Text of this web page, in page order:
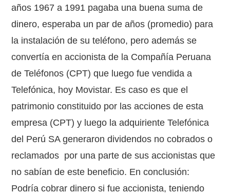
años 1967 a 1991 pagaba una buena suma de
dinero, esperaba un par de años (promedio) para
la instalación de su teléfono, pero además se
convertía en accionista de la Compañía Peruana
de Teléfonos (CPT) que luego fue vendida a
Telefónica, hoy Movistar. Es caso es que el
patrimonio constituido por las acciones de esta
empresa (CPT) y luego la adquiriente Telefónica
del Perú SA generaron dividendos no cobrados o
reclamados por una parte de sus accionistas que
no sabían de este beneficio. En conclusión:
Podría cobrar dinero si fue accionista, teniendo